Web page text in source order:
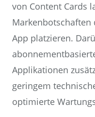
von Content Cards
Markenbotschaften
App platzieren.
Applikationen
geringem
optimierte